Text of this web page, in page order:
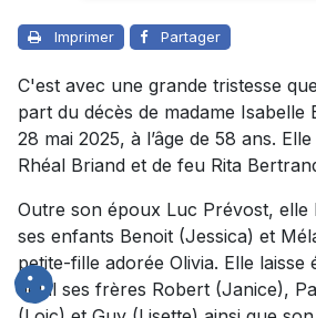
Imprimer Partager
C'est avec une grande tristesse
part du décès de madame Isabelle
28 mai 2025, à l’âge de 58 ans.
Rhéal Briand et de feu Rita
Outre son époux Luc Prévost, elle
ses enfants Benoit (Jessica) et
petite-fille adorée Olivia. Elle laisse
deuil ses frères Robert (Janice),